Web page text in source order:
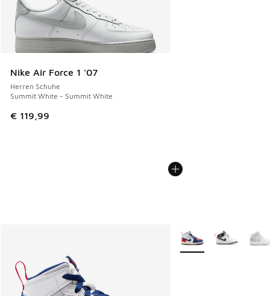
Nike Air Force 1 '07
Herren Schuhe
Summit White - Summit White
€ 119,99
Weitere Farben